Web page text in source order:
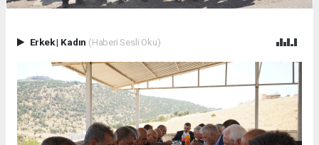
Erkek| Kadın (Haberi Sesli Oku)